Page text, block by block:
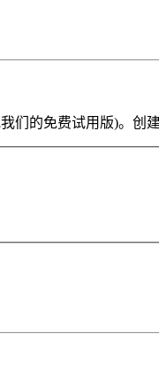
们的免费试用版)。